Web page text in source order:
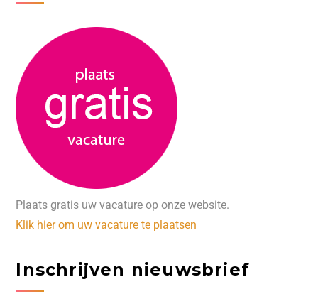
Plaats gratis uw vacature op onze website.
Klik hier om uw vacature te plaatsen
Inschrijven nieuwsbrief